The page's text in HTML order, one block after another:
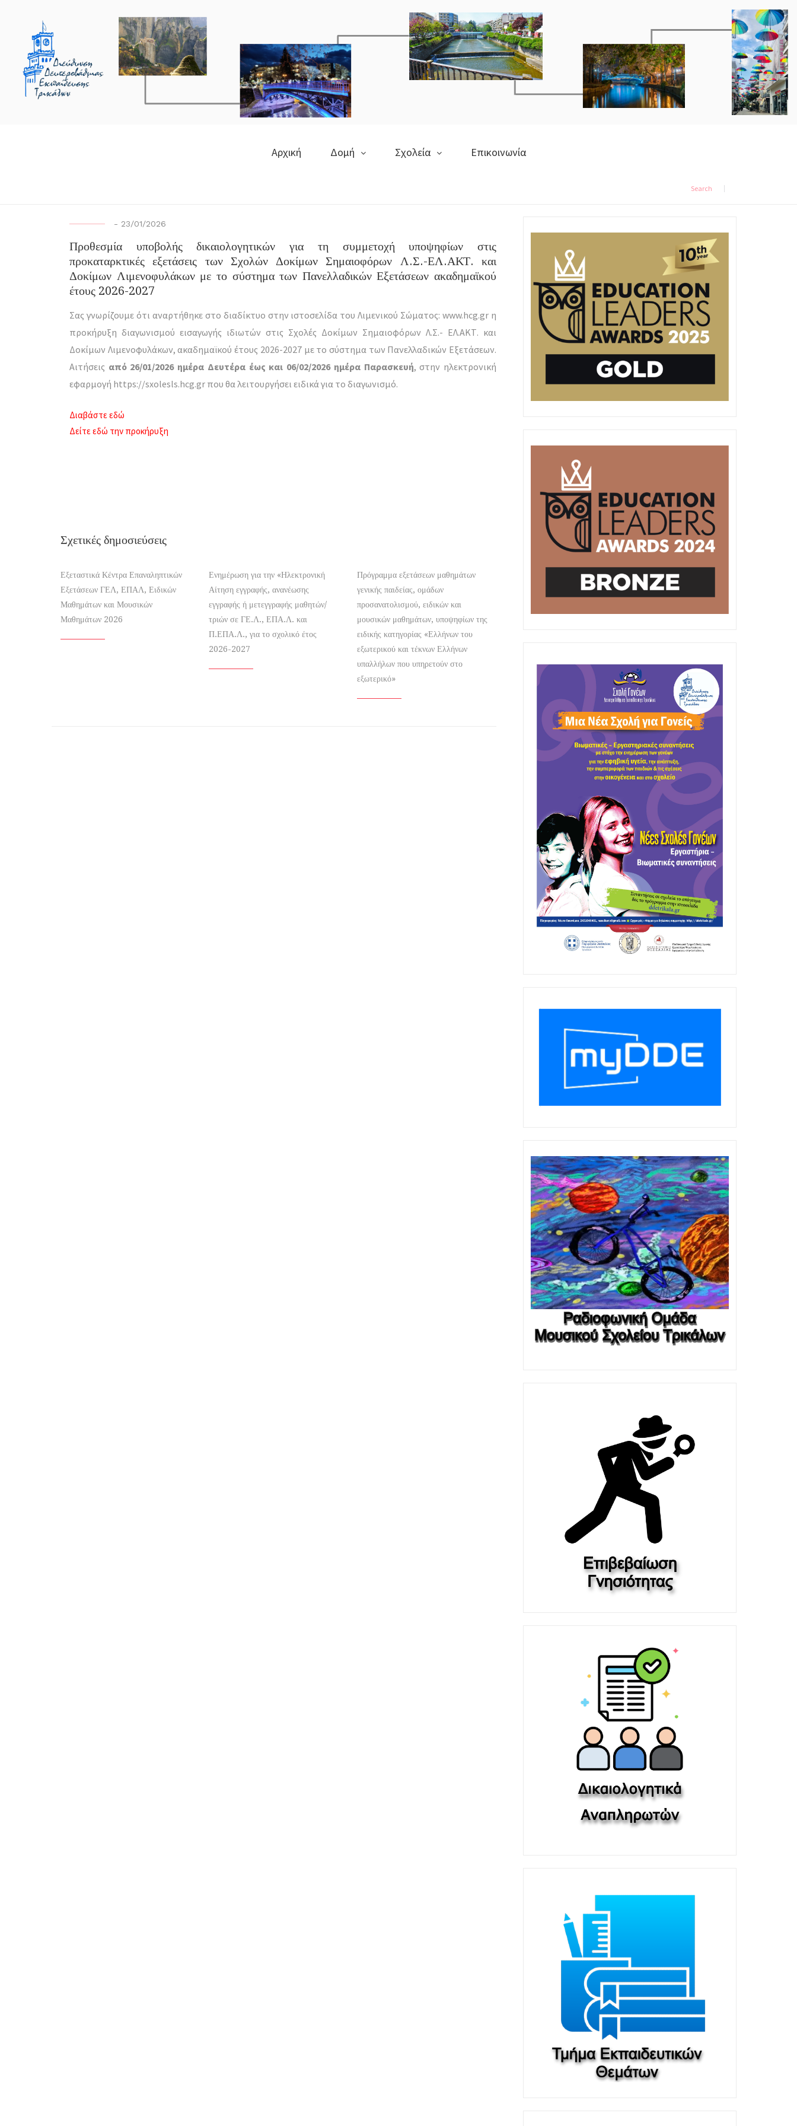
Αρχική Δομή Σχολεία Επικοινωνία
Search
- 23/01/2026
Προθεσμία υποβολής δικαιολογητικών για τη συμμετοχή υποψηφίων στις
προκαταρκτικές εξετάσεις των Σχολών Δοκίμων Σημαιοφόρων Λ.Σ.-ΕΛ.ΑΚΤ. και
Δοκίμων Λιμενοφυλάκων με το σύστημα των Πανελλαδικών Εξετάσεων ακαδημαϊκού
έτους 2026-2027
Σας γνωρίζουμε ότι αναρτήθηκε στο διαδίκτυο στην ιστοσελίδα του Λιμενικού Σώματος: www.hcg.gr η
προκήρυξη διαγωνισμού εισαγωγής ιδιωτών στις Σχολές Δοκίμων Σημαιοφόρων Λ.Σ.- ΕΛ.ΑΚΤ. και
Δοκίμων Λιμενοφυλάκων, ακαδημαϊκού έτους 2026-2027 με το σύστημα των Πανελλαδικών Εξετάσεων.
Αιτήσεις από 26/01/2026 ημέρα Δευτέρα έως και 06/02/2026 ημέρα Παρασκευή, στην ηλεκτρονική
εφαρμογή https://sxolesls.hcg.gr που θα λειτουργήσει ειδικά για το διαγωνισμό.
Διαβάστε εδώ
Δείτε εδώ την προκήρυξη
Σχετικές δημοσιεύσεις
Εξεταστικά Κέντρα Επαναληπτικών
Εξετάσεων ΓΕΛ, ΕΠΑΛ, Ειδικών
Μαθημάτων και Μουσικών
Μαθημάτων 2026
Ενημέρωση για την «Ηλεκτρονική
Αίτηση εγγραφής, ανανέωσης
εγγραφής ή μετεγγραφής μαθητών/
τριών σε ΓΕ.Λ., ΕΠΑ.Λ. και
Π.ΕΠΑ.Λ., για το σχολικό έτος
2026-2027
Πρόγραμμα εξετάσεων μαθημάτων
γενικής παιδείας, ομάδων
προσανατολισμού, ειδικών και
μουσικών μαθημάτων, υποψηφίων της
ειδικής κατηγορίας «Ελλήνων του
εξωτερικού και τέκνων Ελλήνων
υπαλλήλων που υπηρετούν στο
εξωτερικό»